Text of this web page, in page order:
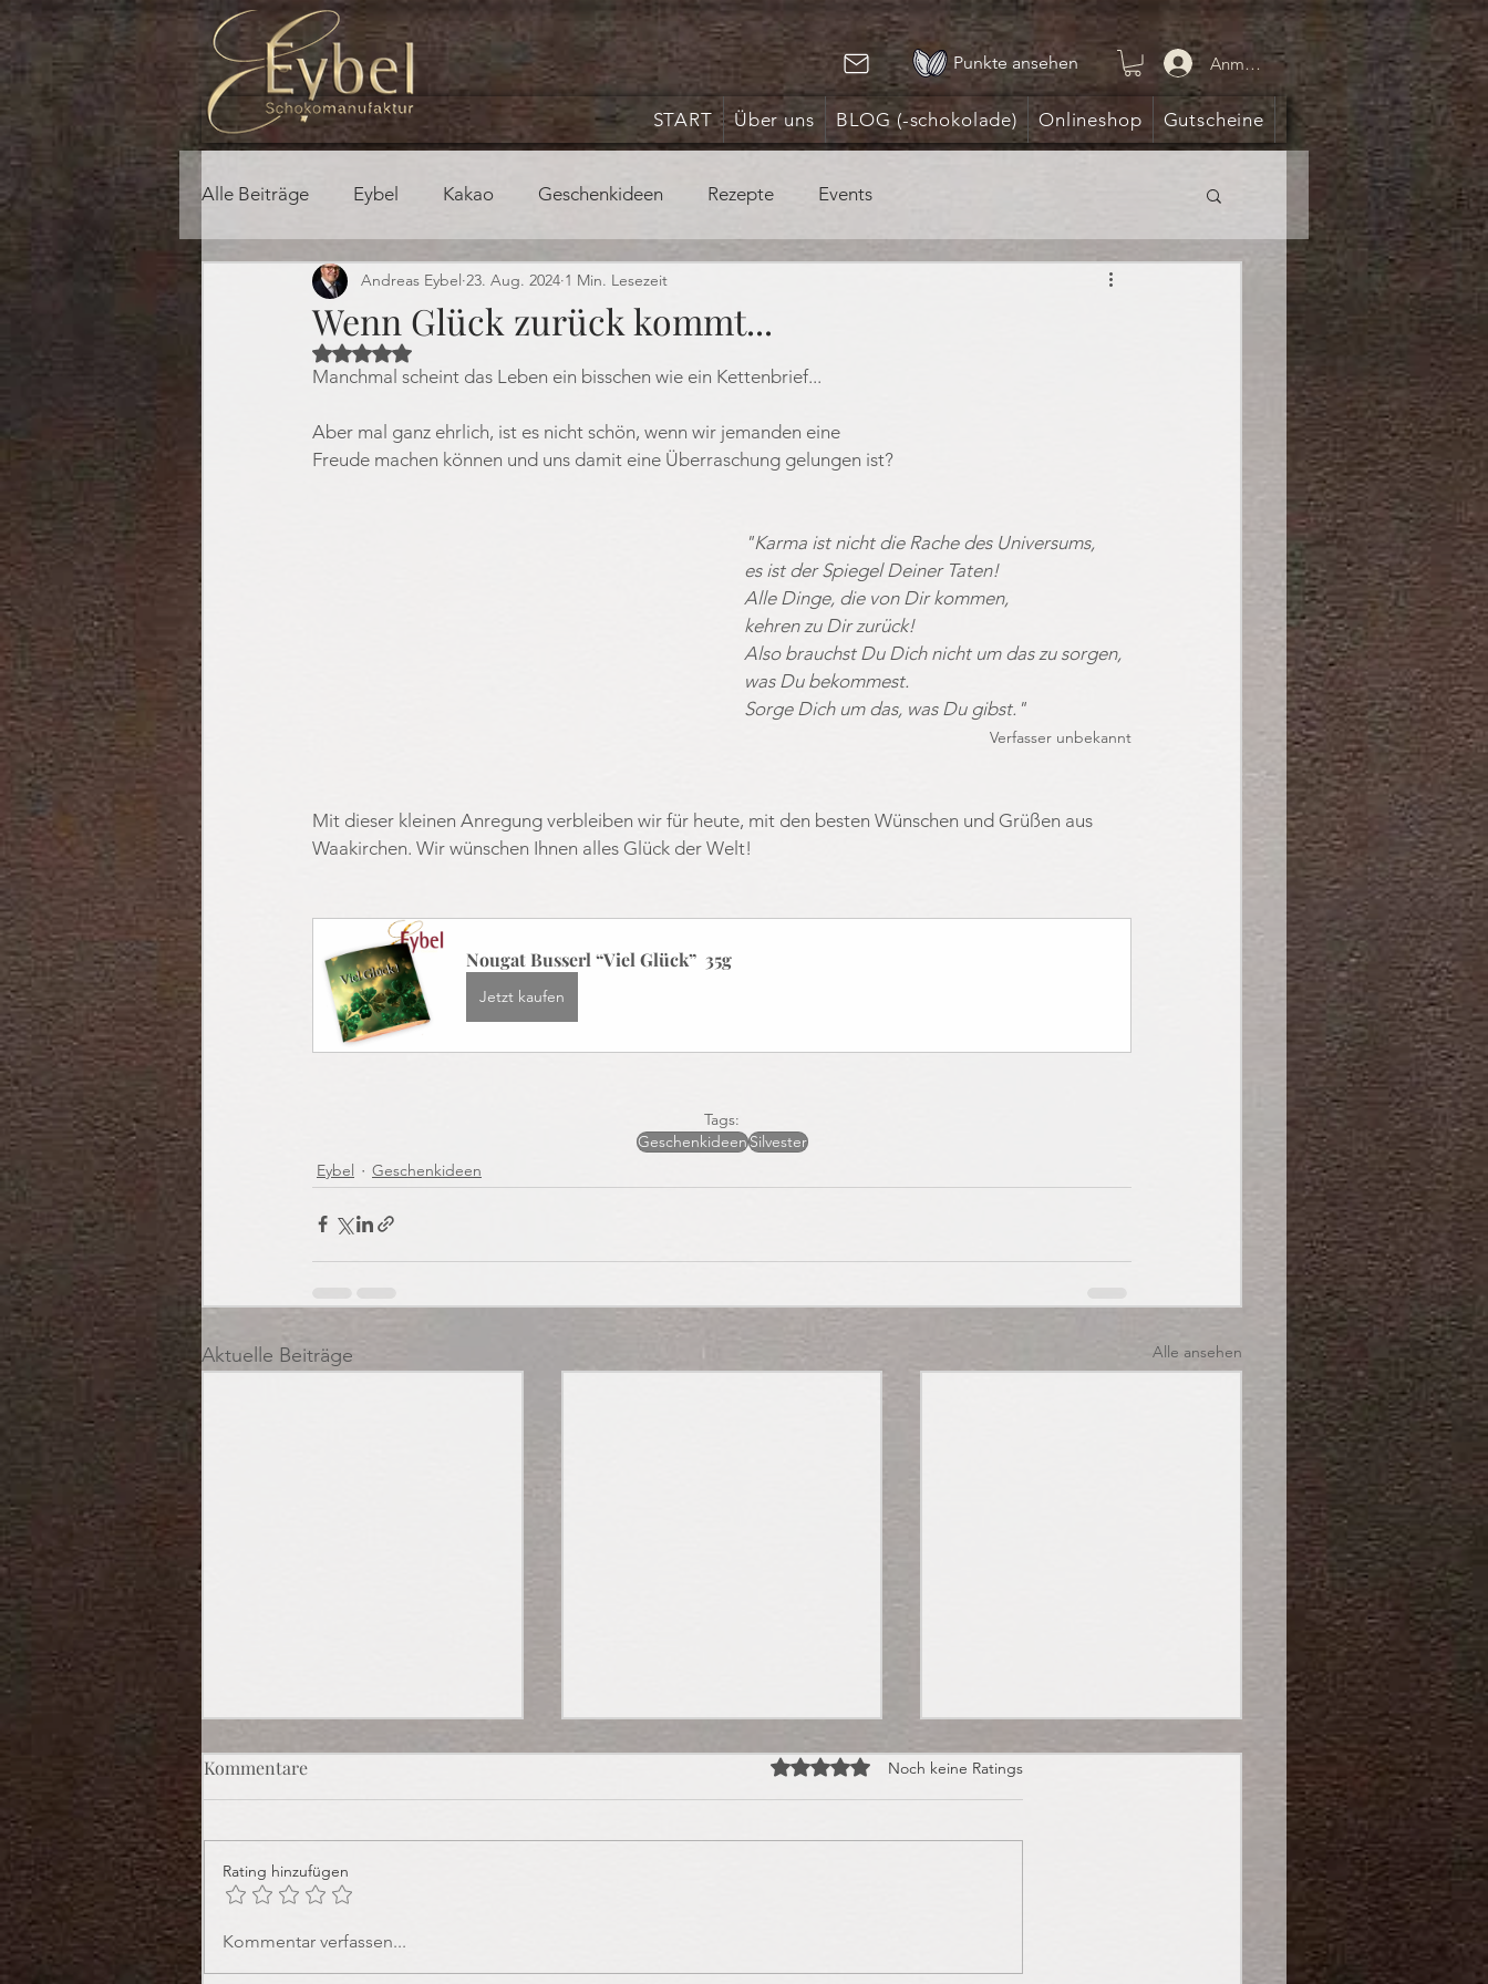
Punkte ansehen Anmelden
START Über uns BLOG (-schokolade) Onlineshop Gutscheine
Alle Beiträge Eybel Kakao Geschenkideen Rezepte Events
Wenn Glück zurück kommt...
Andreas Eybel 23. Aug. 2024 1 Min. Lesezeit
Mit NaN von 5 Sternen bewertet.
Manchmal scheint das Leben ein bisschen wie ein Kettenbrief...
Aber mal ganz ehrlich, ist es nicht schön, wenn wir jemanden eine
Freude machen können und uns damit eine Überraschung gelungen ist?
"Karma ist nicht die Rache des Universums,
es ist der Spiegel Deiner Taten!
Alle Dinge, die von Dir kommen,
kehren zu Dir zurück!
Also brauchst Du Dich nicht um das zu sorgen,
was Du bekommest.
Sorge Dich um das, was Du gibst."
Verfasser unbekannt
Mit dieser kleinen Anregung verbleiben wir für heute, mit den besten Wünschen und Grüßen aus
Waakirchen. Wir wünschen Ihnen alles Glück der Welt!
Nougat Busserl “Viel Glück”  35g
Jetzt kaufen
Tags:
GeschenkideenSilvester
Eybel
Geschenkideen
Aktuelle Beiträge Alle ansehen
Praline des Monats:
Kommentare Mit 0 von 5 Sternen bewertet.
Noch keine Ratings
Rating hinzufügen
Kommentar verfassen...